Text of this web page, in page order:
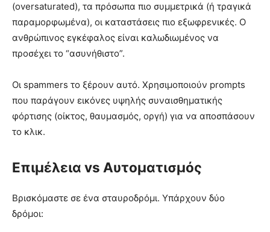
(oversaturated), τα πρόσωπα πιο συμμετρικά (ή τραγικά
παραμορφωμένα), οι καταστάσεις πιο εξωφρενικές. Ο
ανθρώπινος εγκέφαλος είναι καλωδιωμένος να
προσέχει το “ασυνήθιστο”.
Οι spammers το ξέρουν αυτό. Χρησιμοποιούν prompts
που παράγουν εικόνες υψηλής συναισθηματικής
φόρτισης (οίκτος, θαυμασμός, οργή) για να αποσπάσουν
το κλικ.
Επιμέλεια vs Αυτοματισμός
Βρισκόμαστε σε ένα σταυροδρόμι. Υπάρχουν δύο
δρόμοι: